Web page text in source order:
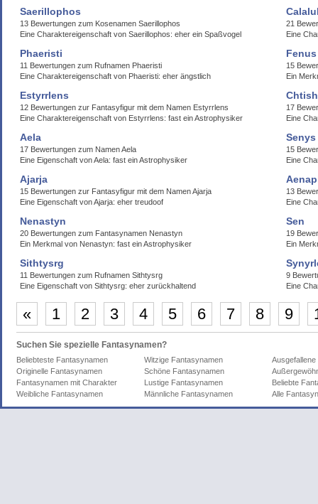
Saerillophos
13 Bewertungen zum Kosenamen Saerillophos
Eine Charaktereigenschaft von Saerillophos: eher ein Spaßvogel
21
Eine
Phaeristi
11 Bewertungen zum Rufnamen Phaeristi
Eine Charaktereigenschaft von Phaeristi: eher ängstlich
Fenus
15
Ein
Estyrrlens
12 Bewertungen zur Fantasyfigur mit dem Namen Estyrrlens
Eine Charaktereigenschaft von Estyrrlens: fast ein Astrophysiker
17
Eine
Aela
17 Bewertungen zum Namen Aela
Eine Eigenschaft von Aela: fast ein Astrophysiker
Senys
15
Eine
Ajarja
15 Bewertungen zur Fantasyfigur mit dem Namen Ajarja
Eine Eigenschaft von Ajarja: eher treudoof
13
Eine
Nenastyn
20 Bewertungen zum Fantasynamen Nenastyn
Ein Merkmal von Nenastyn: fast ein Astrophysiker
Sen
19
Ein
Sithtysrg
11 Bewertungen zum Rufnamen Sithtysrg
Eine Eigenschaft von Sithtysrg: eher zurückhaltend
9
Eine
« 1 2 3 4 5 6 7 8 9
Suchen Sie spezielle Fantasynamen?
Beliebteste Fantasynamen Witzige Fantasynamen
Originelle Fantasynamen
Schöne Fantasynamen
Fantasynamen mit Charakter
Lustige Fantasynamen
Beliebte
Weibliche Fantasynamen
Männliche Fantasynamen Alle